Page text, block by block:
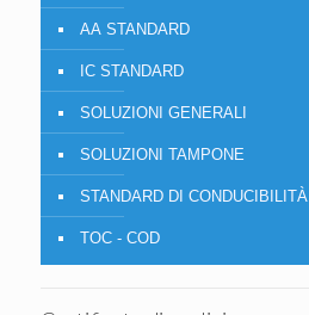
AA STANDARD
IC STANDARD
SOLUZIONI GENERALI
SOLUZIONI TAMPONE
STANDARD DI CONDUCIBILITÀ
TOC - COD